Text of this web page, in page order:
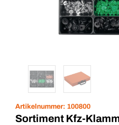
Artikelnummer: 100800
Sortiment Kfz-